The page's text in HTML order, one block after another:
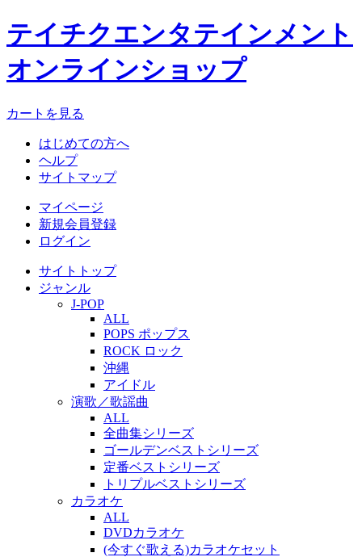
テイチクエンタテインメント
オンラインショップ
カートを見る
はじめての方へ
ヘルプ
サイトマップ
マイページ
新規会員登録
ログイン
サイトトップ
ジャンル
J-POP
ALL
POPS ポップス
ROCK ロック
沖縄
アイドル
演歌／歌謡曲
ALL
全曲集シリーズ
ゴールデンベストシリーズ
定番ベストシリーズ
トリプルベストシリーズ
カラオケ
ALL
DVDカラオケ
(今すぐ歌える)カラオケセット